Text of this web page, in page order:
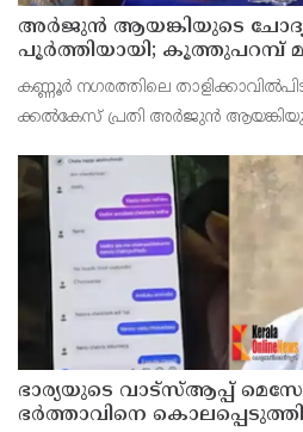
അര്‍ജുന്‍ ആയങ്കിയുടെ
പൂര്‍ത്തിയായി; കൂത്തുപറമ്പ്
ഹാജരാക്കും
കണ്ണൂർ നഗരത്തിലെ
ക്കൽകേസ് പ്രതി അര്‍ജുന്‍
ഭാര്യയുടെ വാട്സ്ആപ്പ്
ഭര്‍ത്താവിനെ